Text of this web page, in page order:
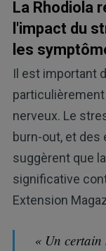
La Rhodiola
l'impact du
les
Il est important
nerveux. Le
burn-out, et des
suggèrent que
significative
Extension
« Un certain